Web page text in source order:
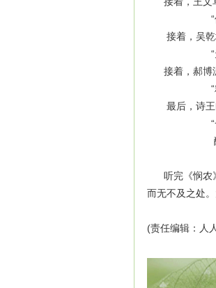
“何时收割
接着，吴乾
“天干禾苗
接着，郝博
“粮食贵珍
最后，诗王
“一年复一
酷夏日炎
听完《悯农》
而无不及之处
(责任编辑：人